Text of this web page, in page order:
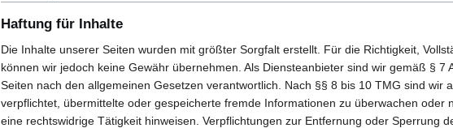
Haftung für Inhalte
Die Inhalte unserer Seiten wurden mit größter Sorgfalt erstellt. Für die Richtigkeit,
können wir jedoch keine Gewähr übernehmen. Als Diensteanbieter sind wir gemäß § 7
Seiten nach den allgemeinen Gesetzen verantwortlich. Nach §§ 8 bis 10 TMG sind wir
verpflichtet, übermittelte oder gespeicherte fremde Informationen zu überwachen oder
eine rechtswidrige Tätigkeit hinweisen. Verpflichtungen zur Entfernung oder Sperrung